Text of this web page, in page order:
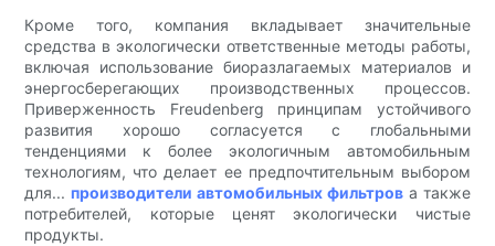
Кроме того, компания вкладывает значительные
средства в экологически ответственные методы работы,
включая использование биоразлагаемых материалов и
энергосберегающих производственных процессов.
Приверженность Freudenberg принципам устойчивого
развития хорошо согласуется с глобальными
тенденциями к более экологичным автомобильным
технологиям, что делает ее предпочтительным выбором
для... производители автомобильных фильтрова также
потребителей, которые ценят экологически чистые
продукты.